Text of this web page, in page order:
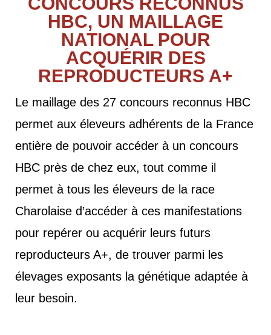
HBC, UN MAILLAGE
NATIONAL POUR
ACQUÉRIR DES
REPRODUCTEURS A+
Le maillage des 27 concours reconnus HBC
permet aux éleveurs adhérents de la France
entière de pouvoir accéder à un concours
HBC près de chez eux, tout comme il
permet à tous les éleveurs de la race
Charolaise d’accéder à ces manifestations
pour repérer ou acquérir leurs futurs
reproducteurs A+, de trouver parmi les
élevages exposants la génétique adaptée à
leur besoin.